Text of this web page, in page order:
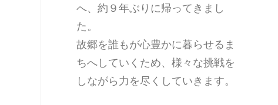
へ、約９年ぶりに帰ってきまし
た。
故郷を誰もが心豊かに暮らせるま
ちへしていくため、様々な挑戦を
しながら力を尽くしていきます。